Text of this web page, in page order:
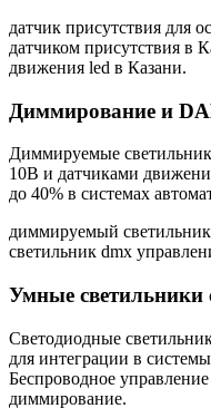
датчик присутствия для
датчиком присутствия в
движения led в Казани.
Диммирование и
Диммируемые
10В и датчиками
до 40% в системах
диммируемый
светильник dmx
Умные светильники
Светодиодные
для интеграции в
Беспроводное
диммирование.